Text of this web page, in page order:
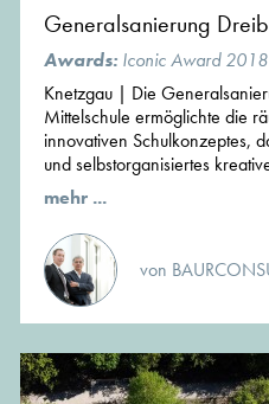
Generalsanierung
Awards: Iconic Award 2018
Knetzgau | Die
Mittelschule ermöglichte die
innovativen Schulkonzeptes,
und selbstorganisiertes
mehr ...
von